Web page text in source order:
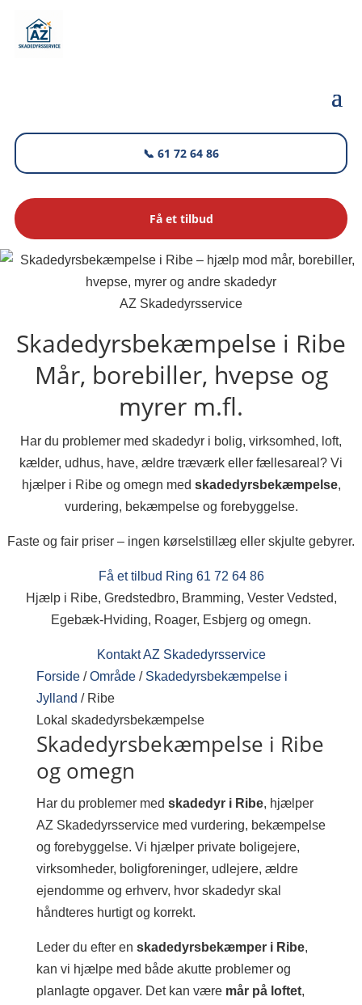
📞 61 72 64 86
Få et tilbud
AZ Skadedyrsservice
Skadedyrsbekæmpelse i Ribe
Mår, borebiller, hvepse og
myrer m.fl.
Har du problemer med skadedyr i bolig, virksomhed, loft,
kælder, udhus, have, ældre træværk eller fællesareal? Vi
hjælper i Ribe og omegn med skadedyrsbekæmpelse,
vurdering, bekæmpelse og forebyggelse.
Faste og fair priser – ingen kørselstillæg eller skjulte gebyrer.
Få et tilbud Ring 61 72 64 86
Hjælp i Ribe, Gredstedbro, Bramming, Vester Vedsted,
Egebæk-Hviding, Roager, Esbjerg og omegn.
Kontakt AZ Skadedyrsservice
Forside / Område / Skadedyrsbekæmpelse i
Jylland / Ribe
Lokal skadedyrsbekæmpelse
Skadedyrsbekæmpelse i Ribe
og omegn
Har du problemer med skadedyr i Ribe, hjælper
AZ Skadedyrsservice med vurdering, bekæmpelse
og forebyggelse. Vi hjælper private boligejere,
virksomheder, boligforeninger, udlejere, ældre
ejendomme og erhverv, hvor skadedyr skal
håndteres hurtigt og korrekt.
Leder du efter en skadedyrsbekæmper i Ribe,
kan vi hjælpe med både akutte problemer og
planlagte opgaver. Det kan være mår på loftet,